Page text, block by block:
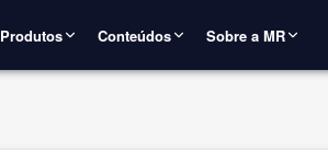
Produtos Conteúdos Sobre a MR